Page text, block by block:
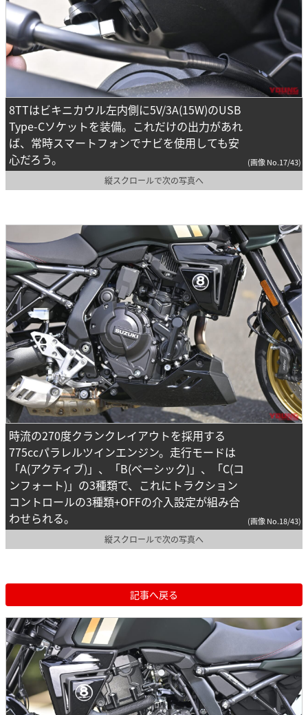
8TTはビキニカウル左内側に5V/3A(15W)のUSB
Type-Cソケットを装備。これだけの出力があれ
ば、常時スマートフォンでナビを使用しても安
心だろう。
(画像 No.17/43)
縦スクロールで次の写真へ
時流の270度クランクレイアウトを採用する
775ccパラレルツインエンジン。走行モードは
「A(アクティブ)」、「B(ベーシック)」、「C(コ
ンフォート)」の3種類で、これにトラクション
コントロールの3種類+OFFの介入設定が組み合
わせられる。
(画像 No.18/43)
縦スクロールで次の写真へ
記事へ戻る